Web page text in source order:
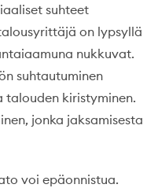
suhteet
on lypsyllä
nukkuvat.
suhtautuminen
kiristyminen.
jonka jaksamisesta
voi epäonnistua.